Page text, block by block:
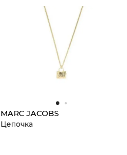
MARC JACOBS
Цепочка